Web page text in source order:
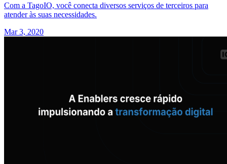
Com a TagoIO, você conecta diversos serviços de terceiros para
atender às suas necessidades.
Mar 3, 2020